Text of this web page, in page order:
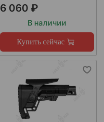
6 060 ₽
В наличии
Купить сейчас